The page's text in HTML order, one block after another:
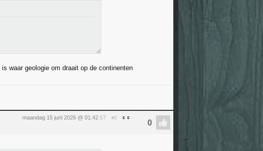
waar geologie om draait op de continenten
maandag 15 juni 2026 @ 01:42:57 #3